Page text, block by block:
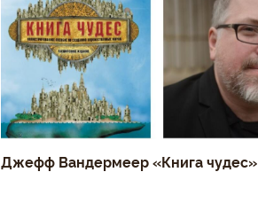
Джефф Вандермеер «Книга чудес»